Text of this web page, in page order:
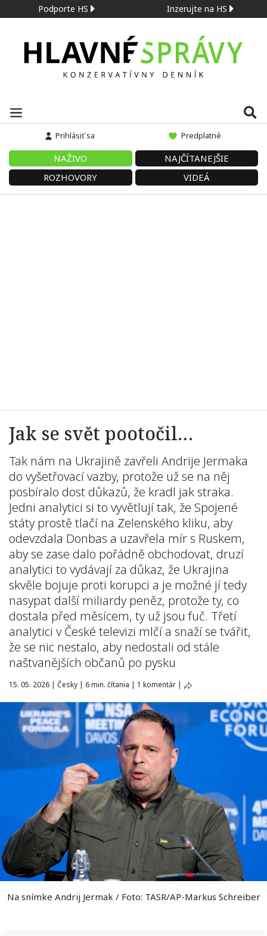
Podporte HS Inzerujte na HS
Prihlásiť sa Predplatné
NAŽIVO
NAJČÍTANEJŠIE
ROZHOVORY
VIDEÁ
Jak se svět pootočil…
Tak nám na Ukrajině zavřeli Andrije Jermaka
do vyšetřovací vazby, protože už se na něj
posbíralo dost důkazů, že kradl jak straka.
Jedni analytici si to vyvětlují tak, že Spojené
státy prostě tlačí na Zelenského kliku, aby
odevzdala Donbas a uzavřela mír s Ruskem,
aby se zase dalo pořádně obchodovat, druzí
analytici to vydávají za důkaz, že Ukrajina
skvěle bojuje proti korupci a je možné jí tedy
nasypat další miliardy peněz, protože ty, co
dostala před měsícem, ty už jsou fuč. Třetí
analytici v České televizi mlčí a snaží se tvářit,
že se nic nestalo, aby nedostali od stále
naštvanějších občanů po pysku
15. 05. 2026 | Česky | 6 min. čítania | 1 komentár |
Na snímke Andrij Jermak / Foto: TASR/AP-Markus Schreiber